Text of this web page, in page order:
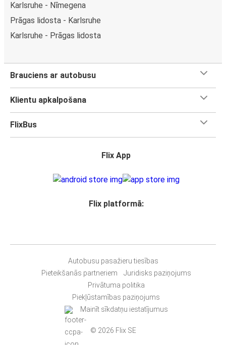
Karlsruhe - Nīmegena
Prāgas lidosta - Karlsruhe
Karlsruhe - Prāgas lidosta
Brauciens ar autobusu
Klientu apkalpošana
FlixBus
Flix App
Flix platformā:
Autobusu pasažieru tiesības
Pieteikšanās partneriem
Juridisks paziņojums
Privātuma politika
Piekļūstamības paziņojums
Mainīt sīkdatņu iestatījumus
© 2026 Flix SE